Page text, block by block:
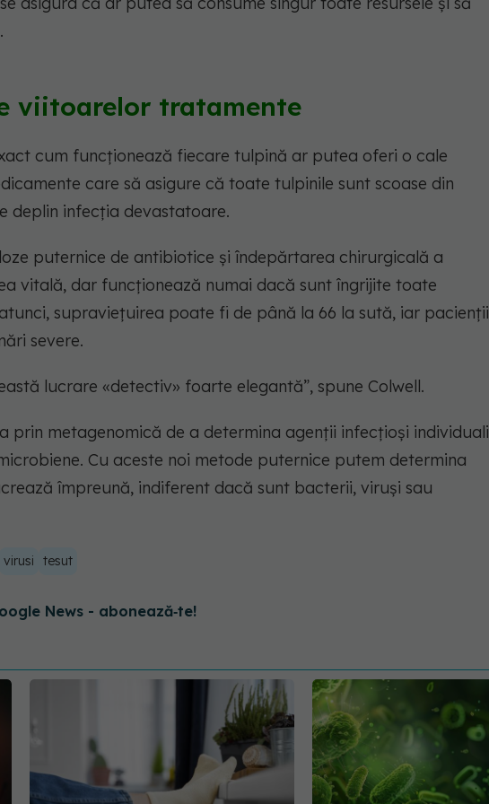
viitoarelor tratamente
cum funcționează fiecare tulpină ar putea oferi o cale
care să asigure că toate tulpinile sunt scoase din
deplin infecția devastatoare.
puternice de antibiotice și îndepărtarea chirurgicală a
vitală, dar funcționează numai dacă sunt îngrijite toate
supraviețuirea poate fi de până la 66 la sută, iar pacienții
severe.
lucrare «detectiv» foarte elegantă”, spune Colwell.
prin metagenomică de a determina agenții infecțioși individuali
Cu aceste noi metode puternice putem determina
împreună, indiferent dacă sunt bacterii, viruși sau
virusi tesut
News - abonează‑te!